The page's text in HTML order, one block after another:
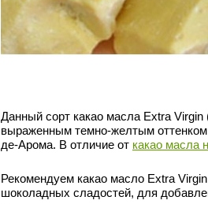
Данный сорт какао масла Extra Virgin
выраженным темно-желтым
де-Арома. В отличие от какао масла
Рекомендуем какао масло Extra Virgin
шоколадных сладостей, для